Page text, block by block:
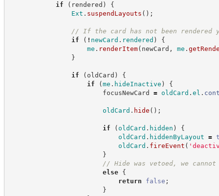
if ( rendered )
{
Ext . suspendLayouts ( ) ;
// If the card has not been rendered
if
( ! newCard . rendered )
{
me . renderItem( newCard , me .
}
if ( oldCard )
{
if
(me . hideInactive )
{
focusNewCard = oldCard .el .
oldCard . hide ( ) ;
if ( oldCard . hidden )
{
oldCard . hiddenByLayout =
oldCard . fireEvent ( '
}
// Hide was vetoed, we
else {
return
false ;
}